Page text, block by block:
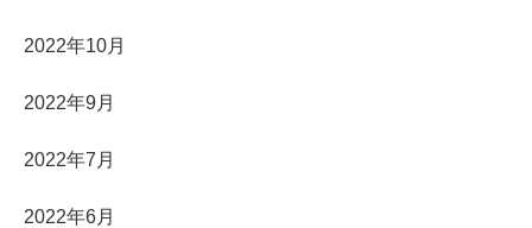
2022年10月
2022年9月
2022年7月
2022年6月